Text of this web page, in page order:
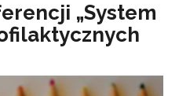
„System